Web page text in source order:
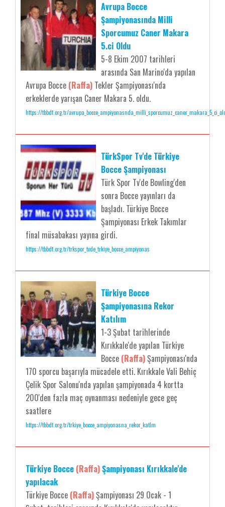
Avrupa Bocce
Şampiyonasında Milli
Sporcumuz Caner Makara
5.ci Oldu
5-8 Ekim 2007 tarihleri
arasında San Marino'da yapılan
Avrupa Bocce (Raffa) Tekler Şampiyonası'nda
erkeklerde yarışan Caner Makara 5. oldu.
https://tbbdf.org.tr/
TürkSpor Tv'de Türkiye
Bocce Şampiyonası
Türk Spor Tv'de Bowling'den
sonra Bocce yayınları da
başladı. Türkiye Bocce
Şampiyonası Erkek Takımlar
final müsabakası yayına girdi.
https://tbbdf.org.tr/trkspor_tvde_trkiye_bocce_ampiyonas
Türkiye Bocce
Şampiyonasına Rekor
Katılım
1-3 Şubat tarihlerinde
Kırıkkale'de yapılan Türkiye
Bocce (Raffa)Şampiyonası'nda
170 sporcu başarıyla mücadele etti. Kırıkkale Vali Behiç
Çelik Spor Salonu'nda yapılan şampiyonada 4 kortta
200'den fazla maç oynanması nedeniyle gece geç
saatlere
https://tbbdf.org.tr/trkiye_bocce_ampiyonasna_rekor_katlm
Türkiye Bocce (Raffa)Şampiyonası Kırıkkale'de
yapılacak
Türkiye Bocce (Raffa)Şampiyonası 29 Ocak - 1